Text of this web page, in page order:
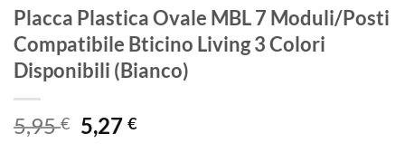
Placca Plastica Ovale MBL 7 Moduli/Posti
Compatibile Bticino Living 3 Colori
Disponibili (Bianco)
5,95€ Il
prezzo
5,27€Il